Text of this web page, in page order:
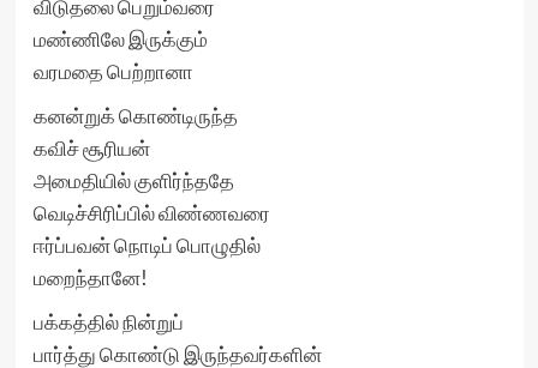
விடுதலை பெறும்வரை
மண்ணிலே இருக்கும்
வரமதை பெற்றானா
கனன்றுக் கொண்டிருந்த
கவிச் சூரியன்
அமைதியில் குளிர்ந்ததே
வெடிச்சிரிப்பில் விண்ணவரை
ஈர்ப்பவன் நொடிப் பொழுதில்
மறைந்தானே!
பக்கத்தில் நின்றுப்
பார்த்து கொண்டு இருந்தவர்களின்